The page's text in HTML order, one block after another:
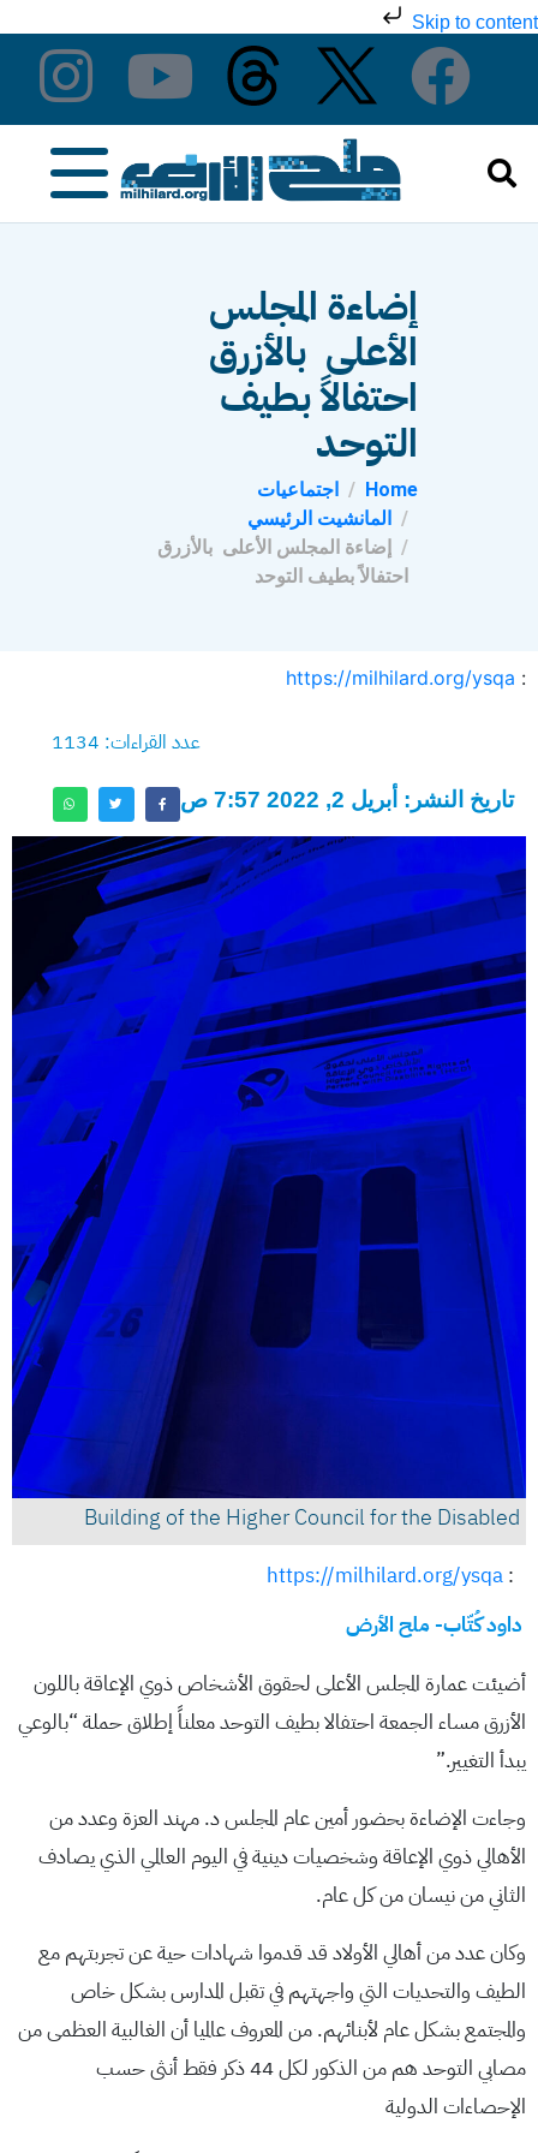
Skip to content
إضاءة المجلس
الأعلى بالأزرق
احتفالاً بطيف
التوحد
Home
اجتماعيات
المانشيت الرئيسي
إضاءة المجلس الأعلى بالأزرق
احتفالاً بطيف التوحد
:
https://milhilard.org/ysqa
عدد القراءات: 1134
تاريخ النشر: أبريل 2, 2022 7:57 ص
Building of the Higher Council for the Disabled
:
https://milhilard.org/ysqa
داود كُتّاب- ملح الأرض
أضيئت عمارة المجلس الأعلى لحقوق الأشخاص ذوي الإعاقة باللون
الأزرق مساء الجمعة احتفالا بطيف التوحد معلناً إطلاق حملة “بالوعي
يبدأ التغيير.”
وجاءت الإضاءة بحضور أمين عام المجلس د. مهند العزة وعدد من
الأهالي ذوي الإعاقة وشخصيات دينية في اليوم العالمي الذي يصادف
الثاني من نيسان من كل عام.
وكان عدد من أهالي الأولاد قد قدموا شهادات حية عن تجربتهم مع
الطيف والتحديات التي واجهتهم في تقبل المدارس بشكل خاص
والمجتمع بشكل عام لأبنائهم. من المعروف عالميا أن الغالبية العظمى من
مصابي التوحد هم من الذكور لكل 44 ذكر فقط أنثى حسب
الإحصاءات الدولية